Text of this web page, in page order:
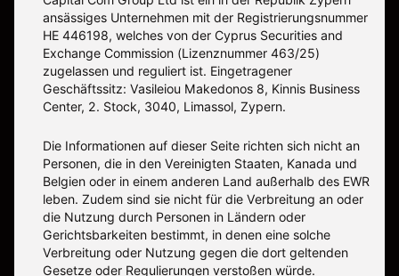
ansässiges Unternehmen mit der Registrierungsnummer
ΗΕ 446198, welches von der Cyprus Securities and
Exchange Commission (Lizenznummer 463/25)
zugelassen und reguliert ist. Eingetragener
Geschäftssitz: Vasileiou Makedonos 8, Kinnis Business
Center, 2. Stock, 3040, Limassol, Zypern.
Die Informationen auf dieser Seite richten sich nicht an
Personen, die in den Vereinigten Staaten, Kanada und
Belgien oder in einem anderen Land außerhalb des EWR
leben. Zudem sind sie nicht für die Verbreitung an oder
die Nutzung durch Personen in Ländern oder
Gerichtsbarkeiten bestimmt, in denen eine solche
Verbreitung oder Nutzung gegen die dort geltenden
Gesetze oder Regulierungen verstoßen würde.